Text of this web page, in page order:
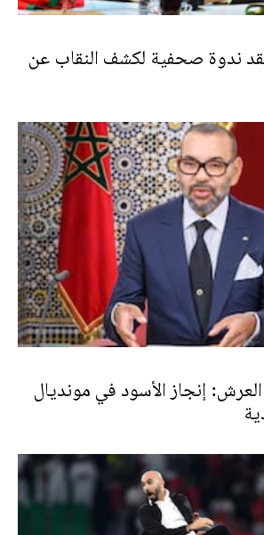
ندوة صحفية لكشف النقاب عن
إنجاز الأسود في مونديال